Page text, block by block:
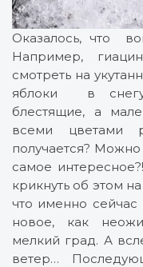
Оказалось, что
Например,
смотреть на
яблоки в
блестящие, а
всеми цветами
получается?
самое
крикнуть об этом
что именно сейчас
новое, как
мелкий град. А
ветер…